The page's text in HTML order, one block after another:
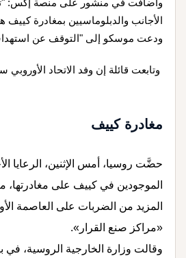
وأضافت في منشور على منصة إكس:
الأجانب والدبلوماسيين بمغادرة
ودعت موسكو إلى "التوقف عن
وتابعت قائلة إن وفد الاتحاد
مغادرة كييف
حضَّت روسيا، أمس الإثنين، الرعايا
الموجودين في كييف على مغادرتها،
المزيد من الضربات على العاصمة
«مراكز صنع القرار».
وقالت وزارة الخارجية الروسية،